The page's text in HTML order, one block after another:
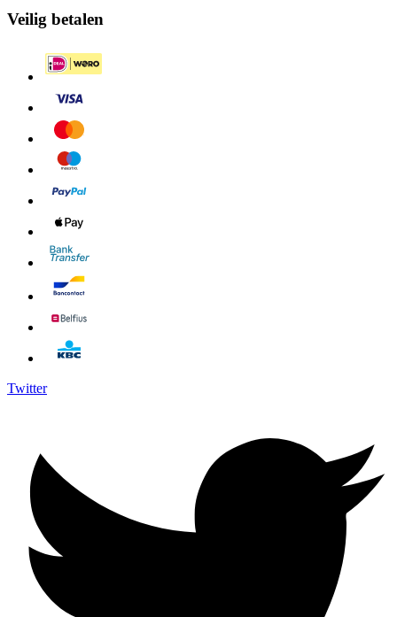
Veilig betalen
Twitter